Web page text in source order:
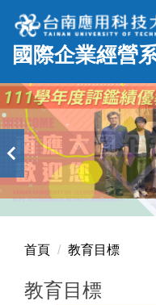
跳
到
主
內
容
區
國際企業經營
首頁 教育目標
教育目標